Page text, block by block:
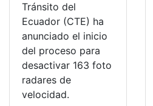
Tránsito del
Ecuador (CTE) ha
anunciado el inicio
del proceso para
desactivar 163 foto
radares de
velocidad.